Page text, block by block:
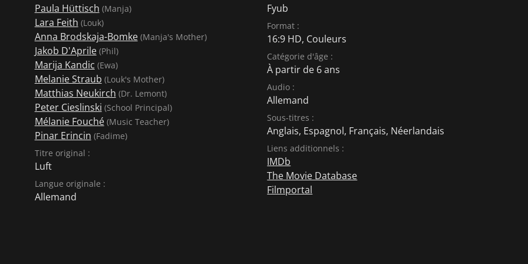
Mais où aller ?
douces, qui
rêve avec une pluie de
et toujours des
Qu'il faut toujours
une bouffée d'air frais
Blöchl, sur :
Paula Hüttisch (Manja)
Lara Feith (Louk)
Anna Brodskaja-Bomke(Manja's Mother)
Jakob D'Aprile(Phil)
Marija Kandic (Ewa)
Melanie Straub (Louk's Mother)
Matthias Neukirch (Dr. Lemont)
Peter Cieslinski (School Principal)
Mélanie Fouché(Music Teacher)
Pinar Erincin (Fadime)
Titre original :
Luft
Langue originale :
Allemand
Fyub
Format :
16:9 HD, Couleurs
Catégorie d'âge :
À partir de 6 ans
Audio :
Allemand
Sous-titres :
Anglais, Espagnol, Français, Néerlandais
Liens additionnels :
IMDb
The Movie Database
Filmportal